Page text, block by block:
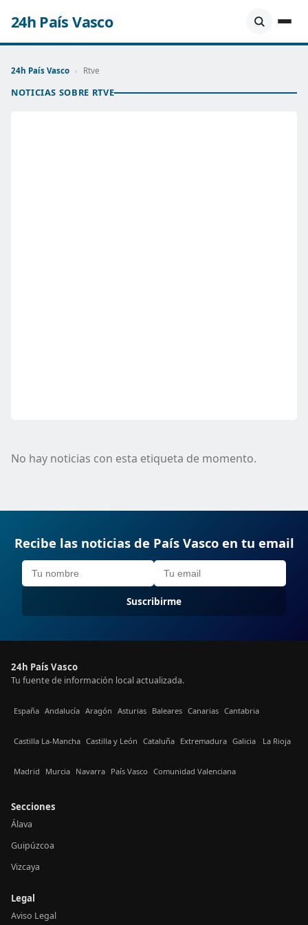
24h País Vasco
24h País Vasco › Rtve
NOTICIAS SOBRE RTVE
No hay noticias con esta etiqueta de momento.
Recibe las noticias de País Vasco en tu email
Suscribirme
24h País Vasco
Tu fuente de información local actualizada.
España Andalucía Aragón Asturias Baleares Canarias Cantabria
Castilla La-Mancha Castilla y León Cataluña Extremadura Galicia La Rioja
Madrid Murcia Navarra País Vasco Comunidad Valenciana
Secciones
Álava
Guipúzcoa
Vizcaya
Legal
Aviso Legal